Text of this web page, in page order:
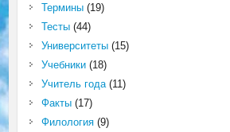
Термины(19)
Тесты(44)
Университеты(15)
Учебники(18)
Учитель года(11)
Факты(17)
Филология(9)